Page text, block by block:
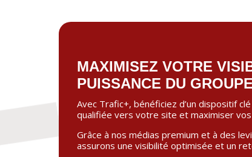
MAXIMISEZ VOTRE
PUISSANCE DU
Avec Trafic+, bénéficiez d’un dispositif
qualifiée vers votre site et maximiser
Grâce à nos médias premium et à des
assurons une visibilité optimisée et un